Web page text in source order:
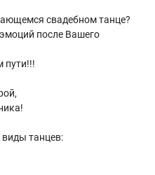
свадебном танце?
после Вашего
пути!!!
танцев: